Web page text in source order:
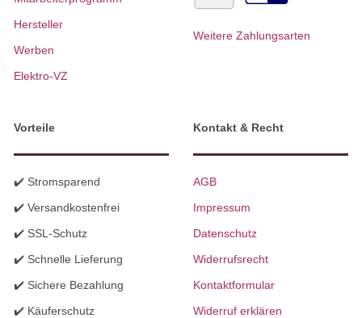
Hersteller
Werben
Elektro-VZ
Weitere Zahlungsarten
Vorteile
✔️ Stromsparend
✔️ Versandkostenfrei
✔️ SSL-Schutz
✔️ Schnelle Lieferung
✔️ Sichere Bezahlung
✔️ Käuferschutz
Kontakt & Recht
AGB
Impressum
Datenschutz
Widerrufsrecht
Kontaktformular
Widerruf erklären